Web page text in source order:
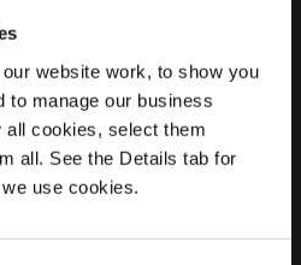
website work, to show you
to manage our business
all cookies, select them
all. See the Details tab for
use cookies.
Hoogstedehof 17
6812 DD Arnheim
Niederlande